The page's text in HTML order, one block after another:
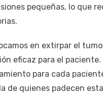
pequeñas, lo que
en extirpar el
eficaz para el
para cada
de quienes padecen